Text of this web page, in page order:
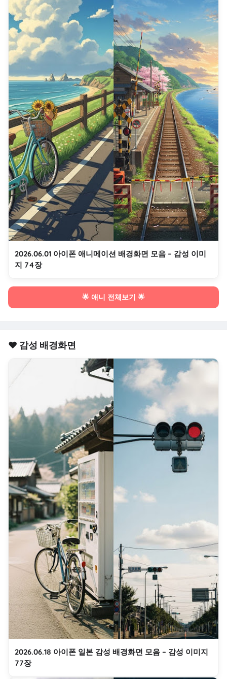
2026.06.01 아이폰 애니메이션 배경화면 모음 – 감성 이미
지 74장
🌟 애니 전체보기 🌟
❤️ 감성 배경화면
2026.06.18 아이폰 일본 감성 배경화면 모음 – 감성 이미지
77장